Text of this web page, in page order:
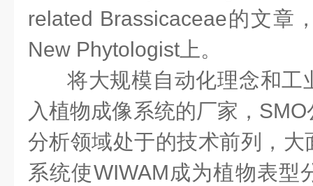
related Brassicaceae的文章
New Phytologist上。
将大规模自动化理念和工
入植物成像系统的厂家，
分析领域处于的技术前列，
系统使WIWAM成为植物表型